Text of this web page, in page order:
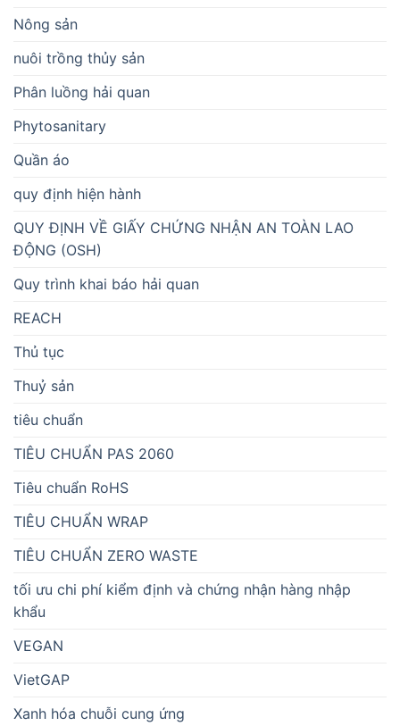
Nông sản
nuôi trồng thủy sản
Phân luồng hải quan
Phytosanitary
Quần áo
quy định hiện hành
QUY ĐỊNH VỀ GIẤY CHỨNG NHẬN AN TOÀN LAO
ĐỘNG (OSH)
Quy trình khai báo hải quan
REACH
Thủ tục
Thuỷ sản
tiêu chuẩn
TIÊU CHUẨN PAS 2060
Tiêu chuẩn RoHS
TIÊU CHUẨN WRAP
TIÊU CHUẨN ZERO WASTE
tối ưu chi phí kiểm định và chứng nhận hàng nhập
khẩu
VEGAN
VietGAP
Xanh hóa chuỗi cung ứng